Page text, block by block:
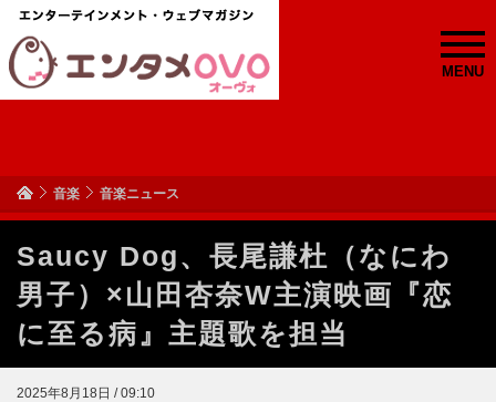
MENU
音楽 音楽ニュース
Saucy Dog、長尾謙杜（なにわ
男子）×山田杏奈W主演映画『恋
に至る病』主題歌を担当
2025年8月18日 / 09:10